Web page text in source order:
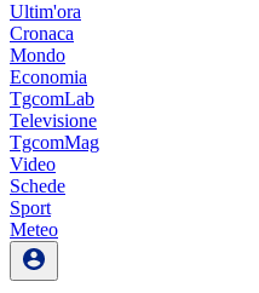
Ultim'ora
Cronaca
Mondo
Economia
TgcomLab
Televisione
TgcomMag
Video
Schede
Sport
Meteo